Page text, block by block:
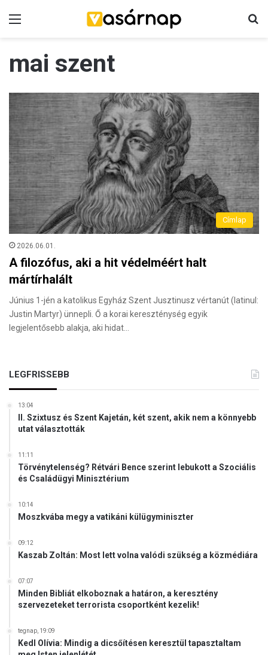
mai szent
Címlap
2026.06.01.
A filozófus, aki a hit védelméért halt
mártírhalált
Június 1-jén a katolikus Egyház Szent Jusztinusz vértanút (latinul:
Justin Martyr) ünnepli. Ő a korai kereszténység egyik
legjelentősebb alakja, aki hidat…
LEGFRISSEBB
13:04
II. Szixtusz és Szent Kajetán, két szent, akik nem a könnyebb
utat választották
11:11
Törvénytelenség? Rétvári Bence szerint lebukott a Szociális
és Családügyi Minisztérium
10:14
Moszkvába megy a vatikáni külügyminiszter
09:12
Kaszab Zoltán: Most lett volna valódi szükség a közmédiára
07:07
Minden Bibliát elkoboznak a határon, a keresztény
szervezeteket terrorista csoportként kezelik!
tegnap, 19:09
Kedl Olívia: Mindig a dicsőítésen keresztül tapasztaltam